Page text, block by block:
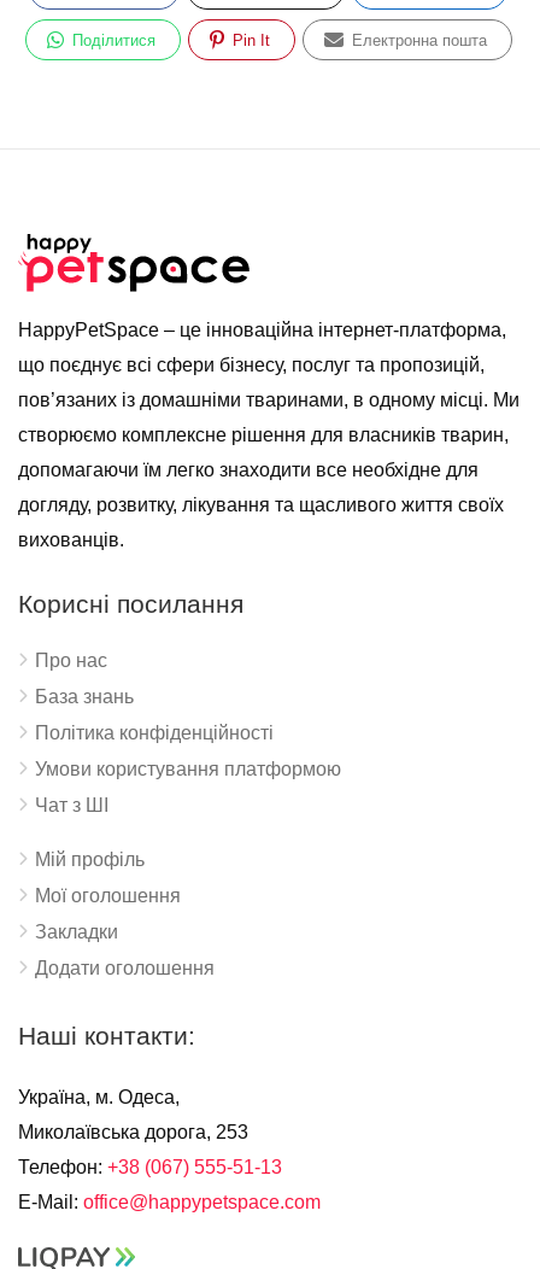
Поділитися Pin It Електронна пошта
HappyPetSpace – це інноваційна інтернет-платформа,
що поєднує всі сфери бізнесу, послуг та пропозицій,
пов’язаних із домашніми тваринами, в одному місці. Ми
створюємо комплексне рішення для власників тварин,
допомагаючи їм легко знаходити все необхідне для
догляду, розвитку, лікування та щасливого життя своїх
вихованців.
Корисні посилання
Про нас
База знань
Політика конфіденційності
Умови користування платформою
Чат з ШІ
Мій профіль
Мої оголошення
Закладки
Додати оголошення
Наші контакти:
Україна, м. Одеса,
Миколаївська дорога, 253
Телефон: +38 (067) 555-51-13
E-Mail: office@happypetspace.com